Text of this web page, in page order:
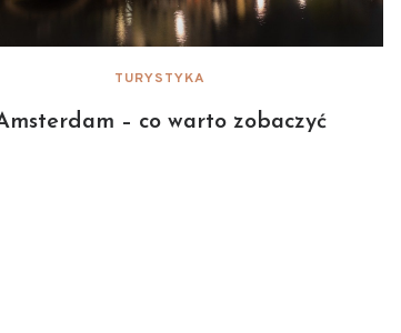
TURYSTYKA
– co warto zobaczyć